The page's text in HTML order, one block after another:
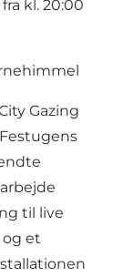
kl. 20:00
Gazing
til live
et